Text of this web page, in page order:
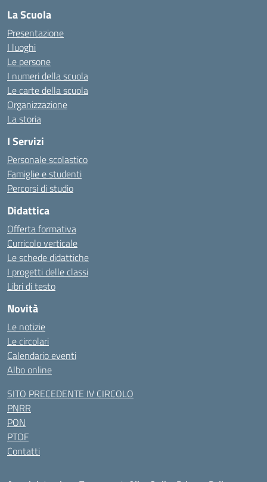
La Scuola
Presentazione
I luoghi
Le persone
I numeri della scuola
Le carte della scuola
Organizzazione
La storia
I Servizi
Personale scolastico
Famiglie e studenti
Percorsi di studio
Didattica
Offerta formativa
Curricolo verticale
Le schede didattiche
I progetti delle classi
Libri di testo
Novità
Le notizie
Le circolari
Calendario eventi
Albo online
SITO PRECEDENTE IV CIRCOLO
PNRR
PON
PTOF
Contatti